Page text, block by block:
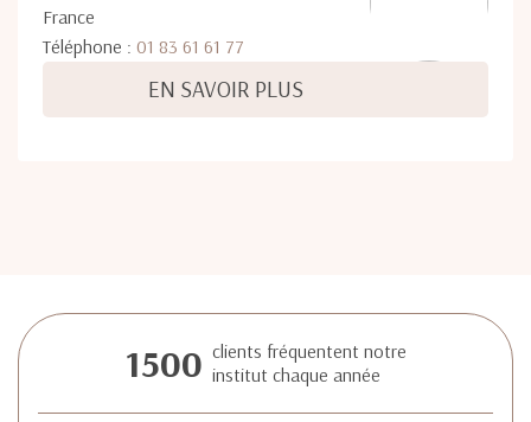
France
Téléphone : 01 83 61 61 77
EN SAVOIR PLUS
1500 clients fréquentent notre
institut chaque année